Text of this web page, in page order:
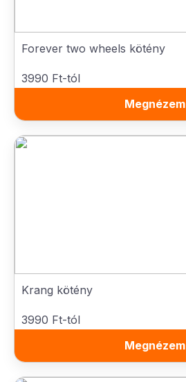
Forever two wheels kötény
3990 Ft-tól
Megnézem
Krang kötény
3990 Ft-tól
Megnézem